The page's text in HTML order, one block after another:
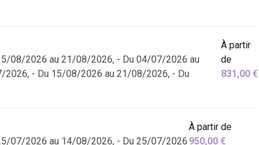
08/2026 au 21/08/2026, - Du 04/07/2026 au
- Du 15/08/2026 au 21/08/2026, - Du
À partir
de
831,00 €
07/2026 au 14/08/2026, - Du 25/07/2026
À partir de
950,00 €